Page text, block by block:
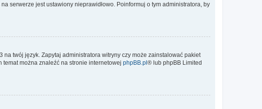
serwerze jest ustawiony nieprawidłowo. Poinformuj o tym administratora, by
na twój język. Zapytaj administratora witryny czy może zainstalować pakiet
można znaleźć na stronie internetowej phpBB.pl® lub phpBB Limited